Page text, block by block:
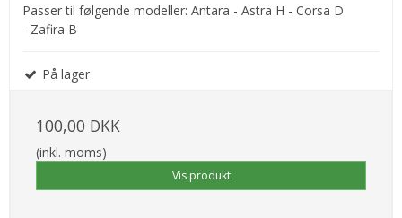
Passer til følgende modeller: Antara - Astra H - Corsa D
- Zafira B
På lager
100,00 DKK
(inkl. moms)
Vis produkt